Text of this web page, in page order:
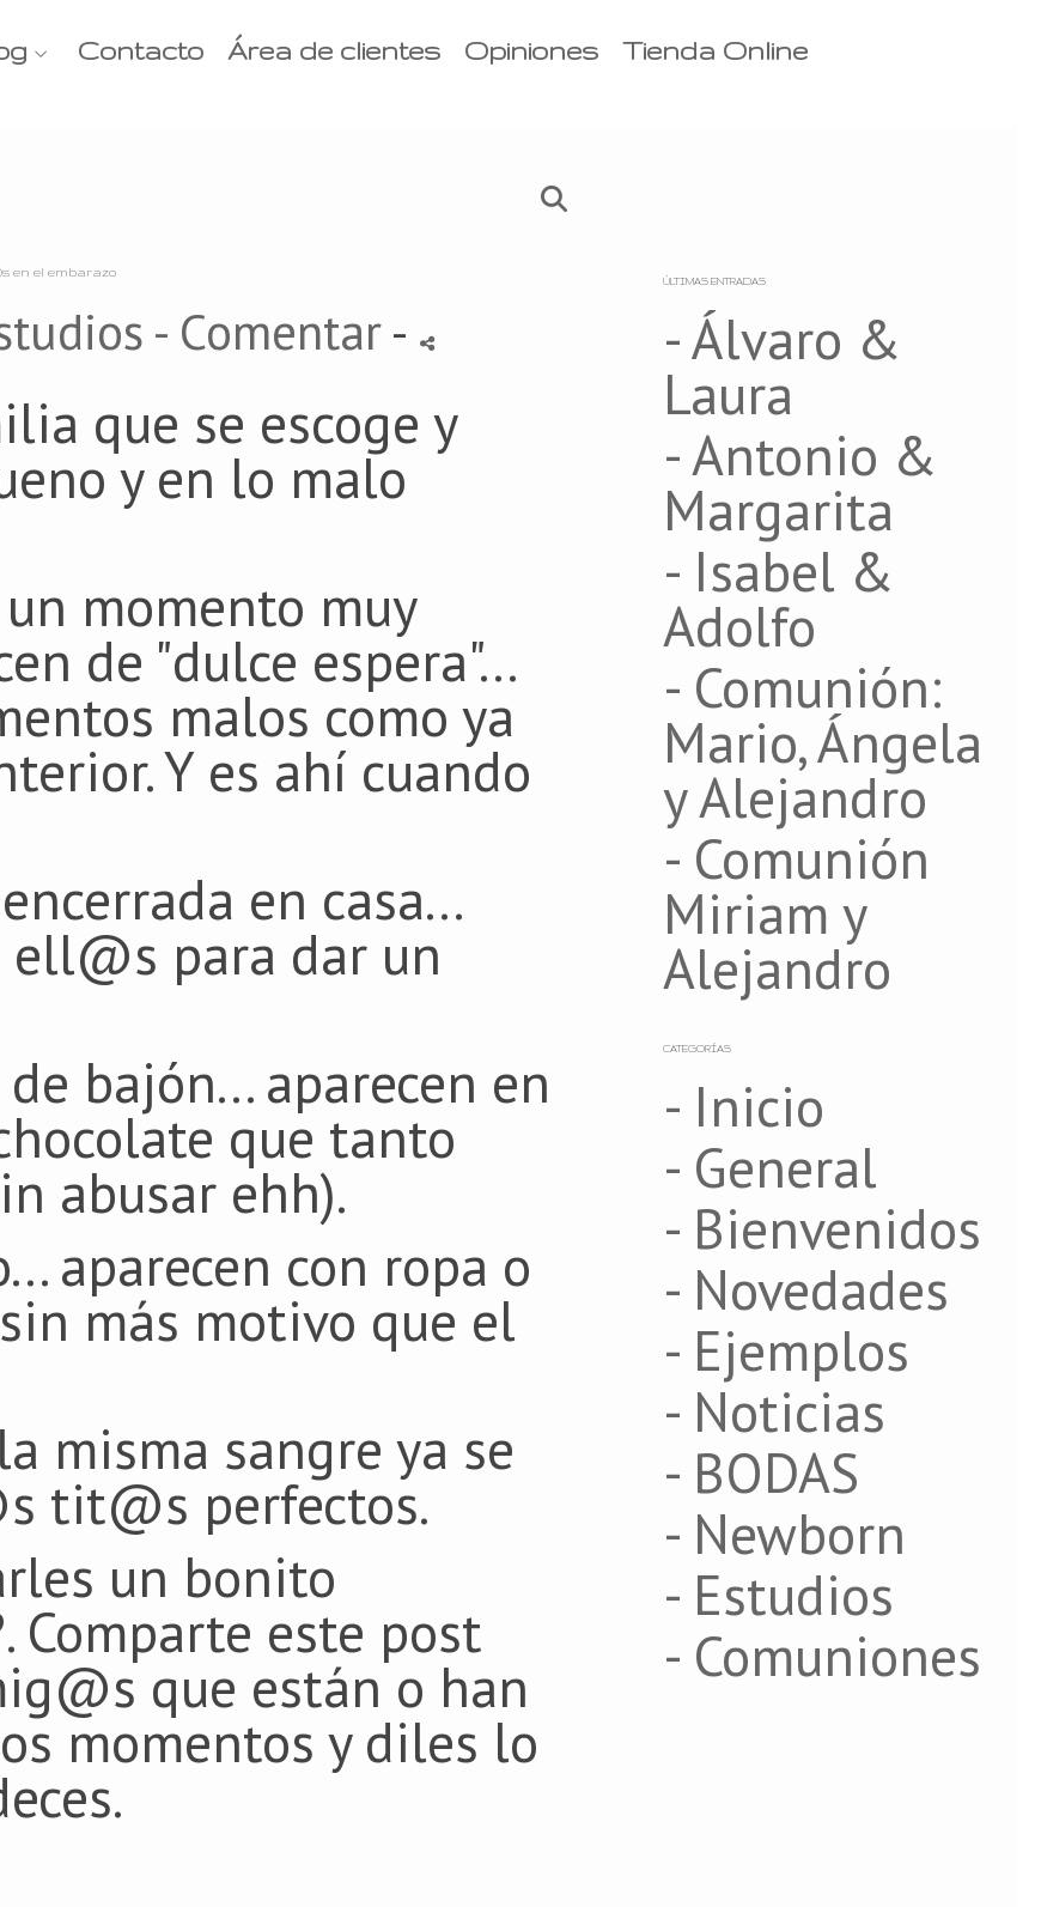
Contacto Área de clientes Opiniones Tienda Online
en el embarazo
- Comentar-
que se escoge y
y en lo malo
momento muy
de "dulce espera"...
malos como ya
Y es ahí cuando
en casa...
para dar un
bajón... aparecen en
que tanto
abusar ehh).
aparecen con ropa o
más motivo que el
misma sangre ya se
tit@s perfectos.
un bonito
Comparte este post
que están o han
momentos y diles lo
ÚLTIMAS ENTRADAS
- Álvaro &
Laura
- Antonio &
Margarita
- Isabel &
Adolfo
- Comunión:
Mario, Ángela
y Alejandro
- Comunión
Miriam y
Alejandro
CATEGORÍAS
- Inicio
- General
- Bienvenidos
- Novedades
- Ejemplos
- Noticias
- BODAS
- Newborn
- Estudios
- Comuniones